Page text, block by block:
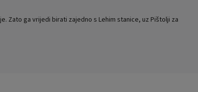
Zato ga vrijedi birati zajedno s Lehim stanice, uz Pištolji za